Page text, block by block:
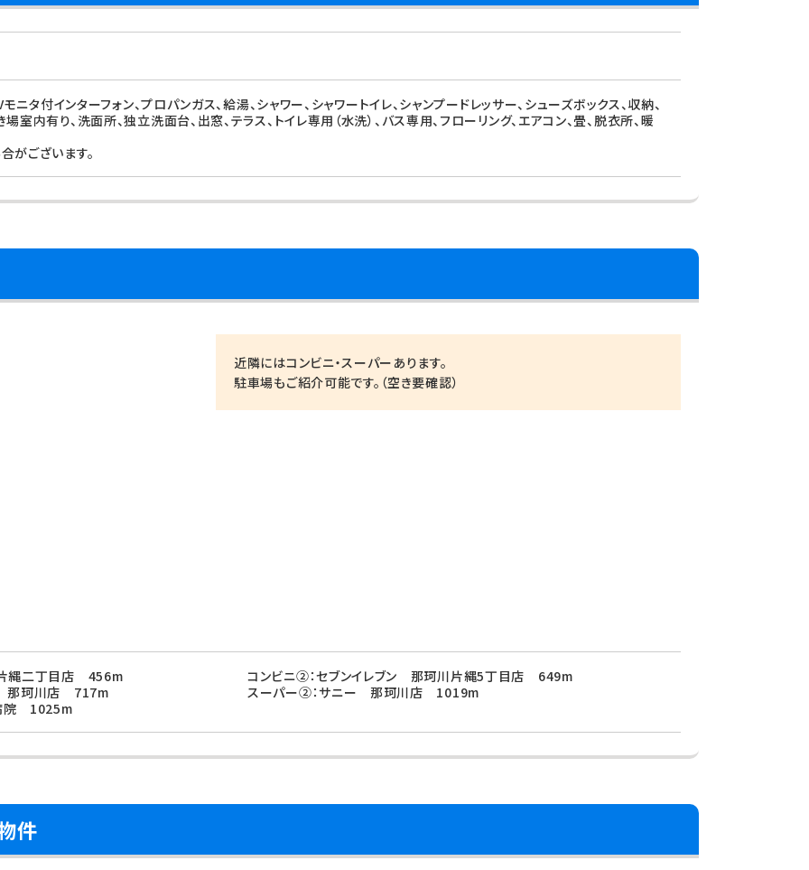
ニタ付インターフォン、プロパンガス、給湯、シャワー、シャワートイレ、シャンプードレッサー、シューズボックス、収納、
室内有り、洗面所、独立洗面台、出窓、テラス、トイレ専用（水洗）、バス専用、フローリング、エアコン、畳、脱衣所、暖
がございます。
近隣にはコンビニ・スーパーあります。
駐車場もご紹介可能です。（空き要確認）
縄二丁目店 456m
コンビニ②：セブンイレブン 那珂川片縄5丁目店 649m
那珂川店 717m
スーパー②：サニー 那珂川店 1019m
院 1025m
件